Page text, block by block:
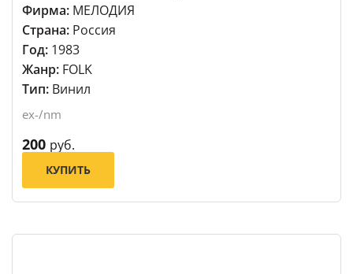
Фирма: МЕЛОДИЯ
Страна: Россия
Год: 1983
Жанр: FOLK
Тип: Винил
ex-/nm
200 руб.
КУПИТЬ